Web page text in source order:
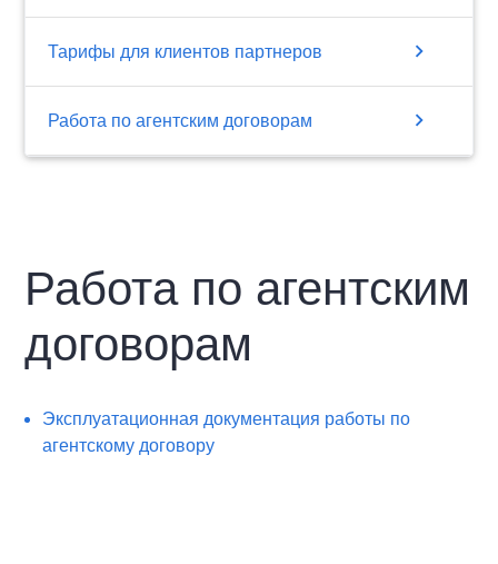
Тарифы для клиентов партнеров chevron_right
Работа по агентским договорам chevron_right
Работа по агентским
договорам
Эксплуатационная документация работы по
агентскому договору